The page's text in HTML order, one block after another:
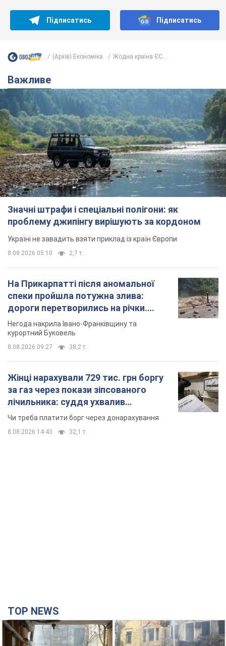
Підписатись Підписатись
(Архів) Економіка Жодна країна ЄС...
Важливе
Значні штрафи і спеціальні полігони: як
проблему джипінгу вирішують за кордоном
Україні не завадить взяти приклад із країн Європи
8.08.2026 05:10 2,7 т.
На Прикарпатті після аномальної
спеки пройшла потужна злива:
дороги перетворились на річки.
Відео
Негода накрила Івано-Франківщину та
курортний Буковель
8.08.2026 09:27 38,2 т.
Жінці нарахували 729 тис. грн боргу
за газ через покази зіпсованого
лічильника: суддя ухвалив
неочікуване рішення
Чи треба платити борг через донарахування
8.08.2026 14:43 32,1 т.
TOP NEWS